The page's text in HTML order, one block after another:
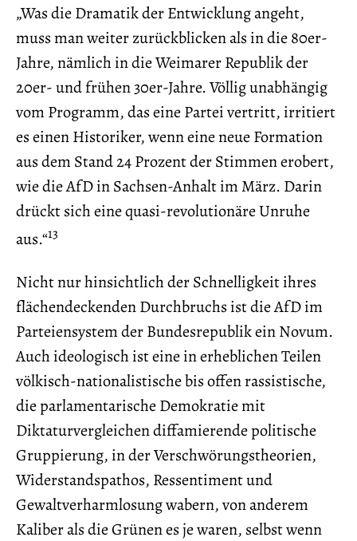
„Was die Dramatik der Entwicklung angeht,
muss man weiter zurückblicken als in die 80er-
Jahre, nämlich in die Weimarer Republik der
20er- und frühen 30er-Jahre. Völlig unabhängig
vom Programm, das eine Partei vertritt, irritiert
es einen Historiker, wenn eine neue Formation
aus dem Stand 24 Prozent der Stimmen erobert,
wie die AfD in Sachsen-Anhalt im März. Darin
drückt sich eine quasi-revolutionäre Unruhe
aus.“13
Nicht nur hinsichtlich der Schnelligkeit ihres
flächendeckenden Durchbruchs ist die AfD im
Parteiensystem der Bundesrepublik ein Novum.
Auch ideologisch ist eine in erheblichen Teilen
völkisch-nationalistische bis offen rassistische,
die parlamentarische Demokratie mit
Diktaturvergleichen diffamierende politische
Gruppierung, in der Verschwörungstheorien,
Widerstandspathos, Ressentiment und
Gewaltverharmlosung wabern, von anderem
Kaliber als die Grünen es je waren, selbst wenn